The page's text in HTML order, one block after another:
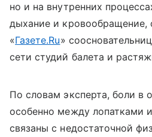
но и на внутренних
дыхание и кровообращение,
«Газете.Ru»
сети студий балета и
По словам эксперта, боли в
особенно между лопатками
связаны с недостаточной